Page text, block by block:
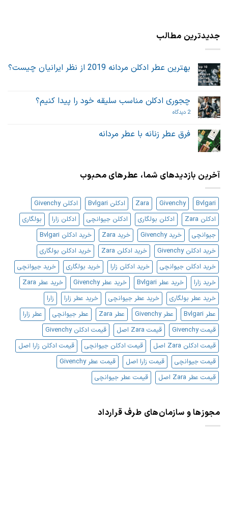
جدیدترین مطالب
بهترین عطر ادکلن مردانه 2019 از نظر ایرانیان چیست؟
بهترین
عطر
ادکلن
مردانه
از
نظر
نشده
چجوری ادکلن مناسب سلیقه خود را پیدا کنیم؟
2 دیدگاه برای
مناسب
سلیقه
فرق عطر زنانه با عطر مردانه
عطر
زنانه
مردانه
آخرین بازدیدهای شما، عطرهای محبوب
Bvlgari
Givenchy
Zara ادکلن Bvlgari
ادکلن Givenchy
ادکلن Zara
ادکلن بولگاری ادکلن جیوانچی ادکلن زارا
بولگاری
جیوانچی
خرید Givenchy خرید Zara
خرید ادکلن Bvlgari
خرید ادکلن Givenchy
خرید ادکلن Zara
خرید ادکلن بولگاری
خرید ادکلن جیوانچی
خرید ادکلن زارا خرید بولگاری
خرید جیوانچی
خرید زارا
خرید عطر Bvlgari خرید عطر Givenchy
خرید عطر Zara
خرید عطر بولگاری
خرید عطر جیوانچی خرید عطر زارا
زارا
عطر Bvlgari
عطر Givenchy عطر Zara عطر جیوانچی
عطر زارا
قیمت Givenchy
قیمت Zara اصل
قیمت ادکلن Givenchy
قیمت ادکلن Zara اصل
قیمت ادکلن جیوانچی
قیمت ادکلن زارا اصل
قیمت جیوانچی
قیمت زارا اصل
قیمت عطر Givenchy
قیمت عطر Zara اصل
قیمت عطر جیوانچی
مجوزها و سازمان‌های طرف قرارداد